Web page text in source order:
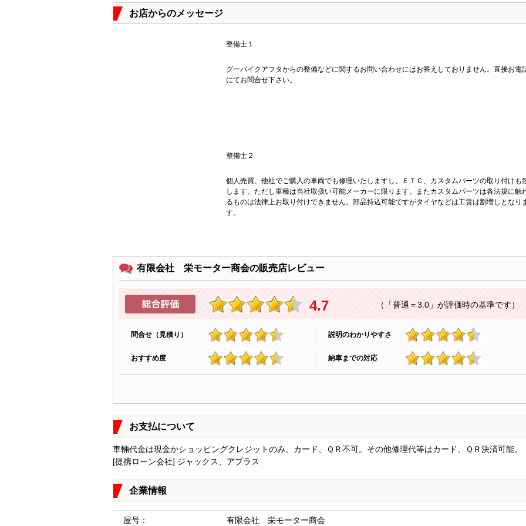
お店からのメッセージ
整備士１
グーバイクアフタからの整備などに関するお問い合わせにはお答えしておりません。直接お電
にてお問合せ下さい。
整備士２
個人売買、他社でご購入の車両でも修理いたしますし、ＥＴＣ、カスタムパーツの取り付けも
します。ただし車種は当社取扱い可能メーカーに限ります。またカスタムパーツは各法規に触
るものは法律上お取り付けできません。部品持込可能ですがタイヤなどは工賃は割増しとなり
す。
有限会社 栄モーター商会の販売店レビュー
4.7 （「普通＝3.0」が評価時の基準です）
問合せ（見積り）
4.7
説明のわかりやすさ
4.7
おすすめ度
4.6
納車までの対応
4.8
お支払について
車輛代金は現金かショッピングクレジットのみ。カード、ＱＲ不可。その他修理代等はカード、ＱＲ決済可能。
[提携ローン会社] ジャックス、アプラス
企業情報
屋号： 有限会社 栄モーター商会